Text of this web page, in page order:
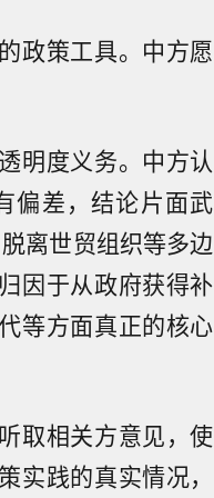
政策工具。中方愿
明度义务。中方认
偏差，结论片面武
离世贸组织等多边
因于从政府获得补
等方面真正的核心
取相关方意见，使
实践的真实情况，